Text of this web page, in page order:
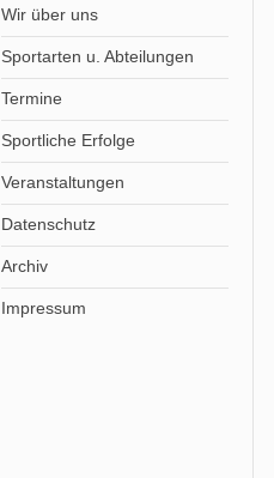
Wir über uns
Sportarten u. Abteilungen
Termine
Sportliche Erfolge
Veranstaltungen
Datenschutz
Archiv
Impressum